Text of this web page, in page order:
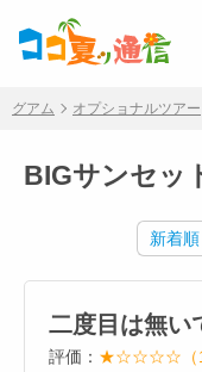
グアム オプショナルツアー
BIGサンセッ
新着順
二度目は無い
評価： ★☆☆☆☆（